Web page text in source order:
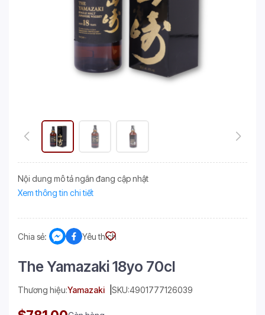
Nội dung mô tả ngắn đang cập nhật
Xem thông tin chi tiết
Chia sẻ: Yêu thích
The Yamazaki 18yo 70cl
Thương hiệu:Yamazaki SKU:4901777126039